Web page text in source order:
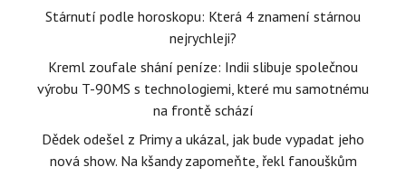
Stárnutí podle horoskopu: Která 4 znamení stárnou
nejrychleji?
Kreml zoufale shání peníze: Indii slibuje společnou
výrobu T-90MS s technologiemi, které mu samotnému
na frontě schází
Dědek odešel z Primy a ukázal, jak bude vypadat jeho
nová show. Na kšandy zapomeňte, řekl fanouškům